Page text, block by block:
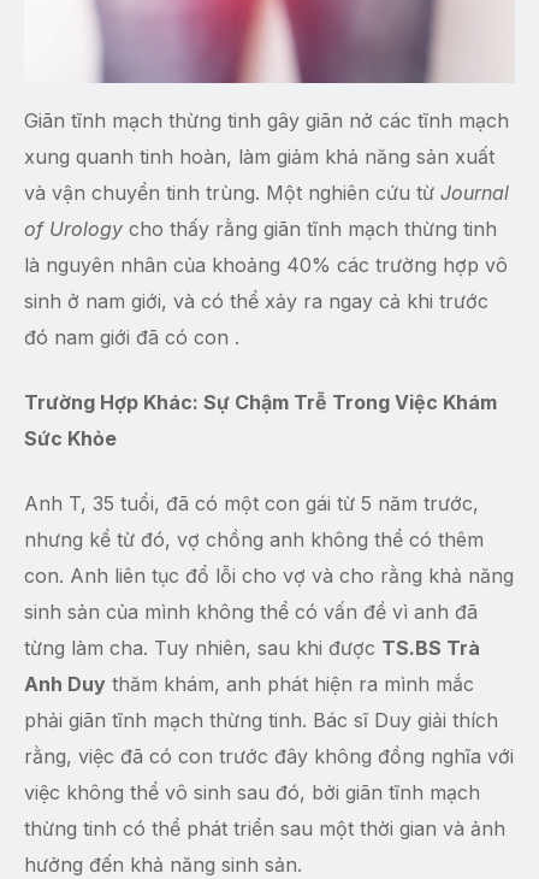
Giãn tĩnh mạch thừng tinh gây giãn nở các tĩnh mạch
xung quanh tinh hoàn, làm giảm khả năng sản xuất
và vận chuyển tinh trùng. Một nghiên cứu từ Journal
of Urology cho thấy rằng giãn tĩnh mạch thừng tinh
là nguyên nhân của khoảng 40% các trường hợp vô
sinh ở nam giới, và có thể xảy ra ngay cả khi trước
đó nam giới đã có con .
Trường Hợp Khác: Sự Chậm Trễ Trong Việc Khám
Sức Khỏe
Anh T, 35 tuổi, đã có một con gái từ 5 năm trước,
nhưng kể từ đó, vợ chồng anh không thể có thêm
con. Anh liên tục đổ lỗi cho vợ và cho rằng khả năng
sinh sản của mình không thể có vấn đề vì anh đã
từng làm cha. Tuy nhiên, sau khi được TS.BS Trà
Anh Duy thăm khám, anh phát hiện ra mình mắc
phải giãn tĩnh mạch thừng tinh. Bác sĩ Duy giải thích
rằng, việc đã có con trước đây không đồng nghĩa với
việc không thể vô sinh sau đó, bởi giãn tĩnh mạch
thừng tinh có thể phát triển sau một thời gian và ảnh
hưởng đến khả năng sinh sản.